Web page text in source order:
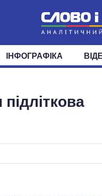
ПОЛІТИКА ЕКОНОМІКА
ДЕПУТАТИ КОМІТЕТИ
ІНФОГРАФІКА